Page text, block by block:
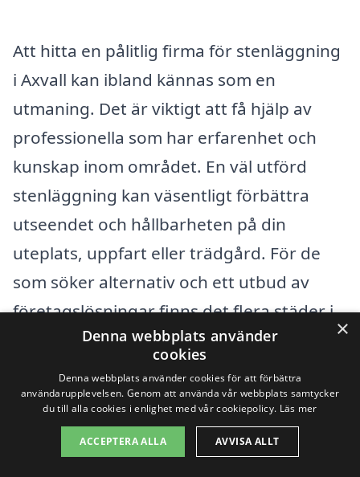
Att hitta en pålitlig firma för stenläggning
i Axvall kan ibland kännas som en
utmaning. Det är viktigt att få hjälp av
professionella som har erfarenhet och
kunskap inom området. En väl utförd
stenläggning kan väsentligt förbättra
utseendet och hållbarheten på din
uteplats, uppfart eller trädgård. För de
som söker alternativ och ett utbud av
företagslösningar finns det flera städer i
närheten av Axvall där du kan hitta
kvalificerade fackmän.
Överväg att leta efter
stenläggningstjänster i följande
×
Denna webbplats använder
cookies
Denna webbplats använder cookies för att förbättra
användarupplevelsen. Genom att använda vår webbplats samtycker
du till alla cookies i enlighet med vår cookiepolicy. Läs mer
ACCEPTERA ALLA AVVISA ALLT